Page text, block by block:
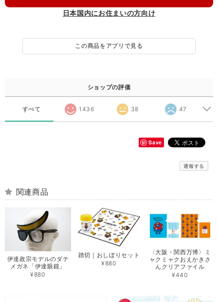
日本国内にお住まいの方向け
この商品をアプリで見る
ショップの評価
すべて 1436 38 47
Save
通報する
関連商品
伊達政宗モデルのダテ
メガネ「伊達眼鏡」
¥880
踏切｜おしぼりセット
¥880
〈大阪・関西万博〉ミ
ャクミャクおえかきさ
んクリアファイル
¥440